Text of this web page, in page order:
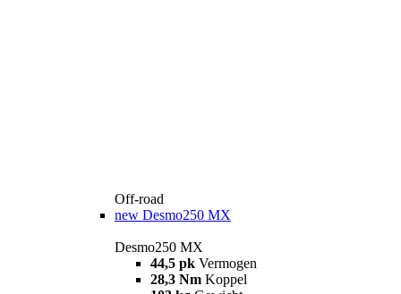
Off-road
new Desmo250 MX
Desmo250 MX
44,5 pk Vermogen
28,3 Nm Koppel